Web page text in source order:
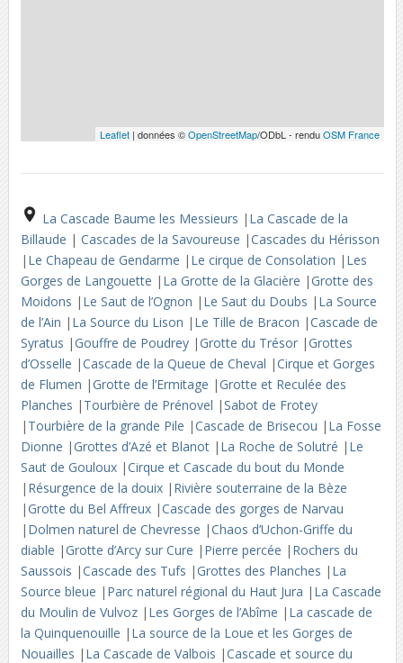
Leaflet | données ©OpenStreetMap/ODbL - renduOSM France
La Cascade Baume les Messieurs | La Cascade de la
Billaude | Cascades de la Savoureuse |Cascades du Hérisson
| Le Chapeau de Gendarme | Le cirque de Consolation | Les
Gorges de Langouette | La Grotte de la Glacière |Grotte des
Moidons | Le Saut de l’Ognon | Le Saut du Doubs | La Source
de l’Ain | La Source du Lison | Le Tille de Bracon |Cascade de
Syratus |Gouffre de Poudrey |Grotte du Trésor |Grottes
d’Osselle |Cascade de la Queue de Cheval |Cirque et Gorges
de Flumen |Grotte de l’Ermitage |Grotte et Reculée des
Planches | Tourbière de Prénovel |Sabot de Frotey
| Tourbière de la grande Pile |Cascade de Brisecou | La Fosse
Dionne |Grottes d’Azé et Blanot | La Roche de Solutré | Le
Saut de Gouloux |Cirque et Cascade du bout du Monde
| Résurgence de la douix | Rivière souterraine de la Bèze
|Grotte du Bel Affreux |Cascade des gorges de Narvau
| Dolmen naturel de Chevresse |Chaos d’Uchon-Griffe du
diable |Grotte d’Arcy sur Cure | Pierre percée | Rochers du
Saussois |Cascade des Tufs |Grottes des Planches | La
Source bleue | Parc naturel régional du Haut Jura | La Cascade
du Moulin de Vulvoz | Les Gorges de l’Abîme | La cascade de
la Quinquenouille | La source de la Loue et les Gorges de
Nouailles | La Cascade de Valbois |Cascade et source du